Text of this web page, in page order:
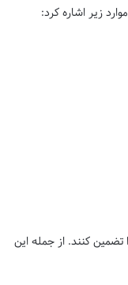
زیر اشاره کرد:
تضمین کنند. از جمله این